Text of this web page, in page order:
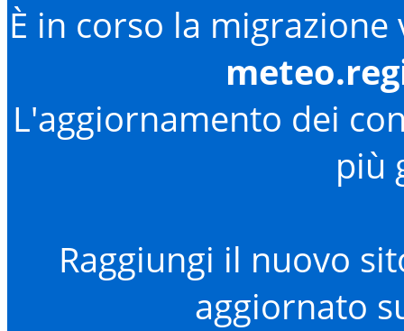
È in corso la
L'aggiornamento dei
più
Raggiungi il nuovo
aggiornato